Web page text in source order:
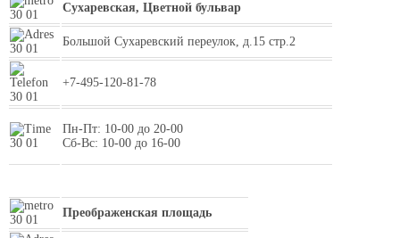
Сухаревская, Цветной бульвар
Большой Сухаревский переулок, д.15 стр.2
+7-495-120-81-78
Пн-Пт: 10-00 до 20-00
Сб-Вс: 10-00 до 16-00
Преображенская площадь